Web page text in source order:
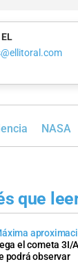
NASA
que
llega el cometa 3I/
podrá observar